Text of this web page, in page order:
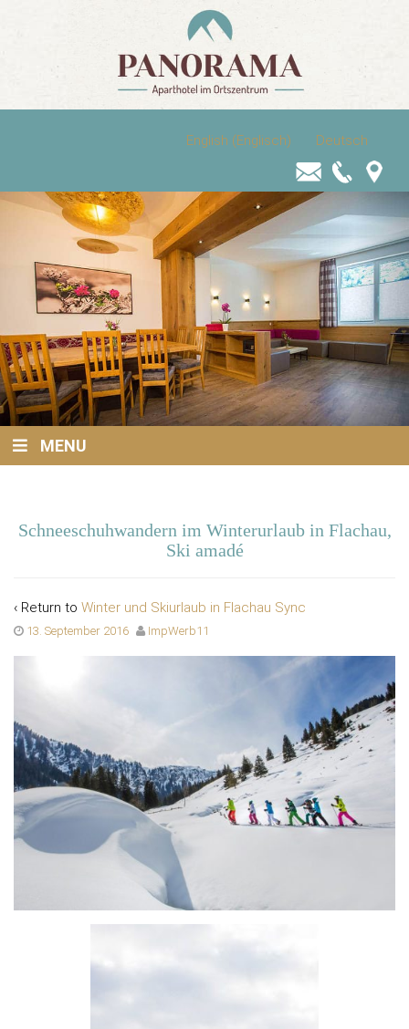
English (Englisch) Deutsch
MENU
Schneeschuhwandern im Winterurlaub in Flachau,
Ski amadé
‹ Return to Winter und Skiurlaub in Flachau Sync
13. September 2016 ImpWerb11